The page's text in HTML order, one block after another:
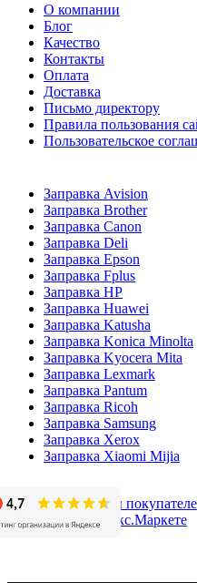
О компании
Блог
Качество
Контакты
Оплата
Доставка
Письмо директору
Правила пользования
Пользовательское
Заправка Avision
Заправка Brother
Заправка Canon
Заправка Deli
Заправка Epson
Заправка Fplus
Заправка HP
Заправка Huawei
Заправка Katusha
Заправка Konica Minolta
Заправка Kyocera Mita
Заправка Lexmark
Заправка Pantum
Заправка Ricoh
Заправка Samsung
Заправка Xerox
Заправка Xiaomi Mijia